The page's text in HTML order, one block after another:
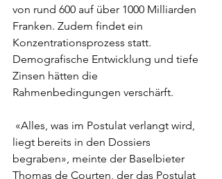
von rund 600 auf über 1000 Milliarden
Franken. Zudem findet ein
Konzentrationsprozess statt.
Demografische Entwicklung und tiefe
Zinsen hätten die
Rahmenbedingungen verschärft.
liegt bereits in den Dossiers
begraben», meinte der Baselbieter
Thomas de Courten, der das Postulat